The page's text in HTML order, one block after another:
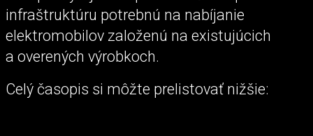
infraštruktúru potrebnú na nabíjanie
elektromobilov založenú na existujúcich
a overených výrobkoch.
Celý časopis si môžte prelistovať nižšie: